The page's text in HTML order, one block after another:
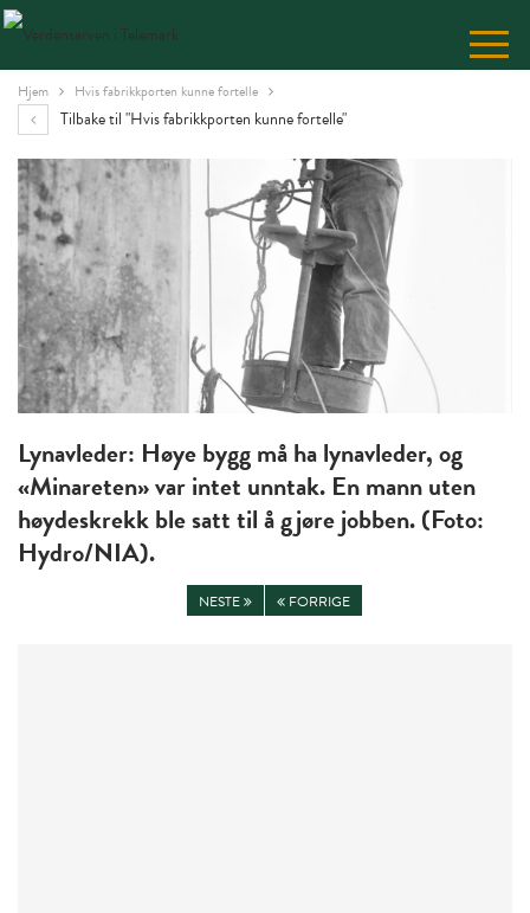
Skip
Content
Hjem Hvis fabrikkporten kunne fortelle
Tilbake til "Hvis fabrikkporten kunne fortelle"
Lynavleder: Høye bygg må ha lynavleder, og
«Minareten» var intet unntak. En mann uten
høydeskrekk ble satt til å gjøre jobben. (Foto:
Hydro/NIA).
NESTE FORRIGE